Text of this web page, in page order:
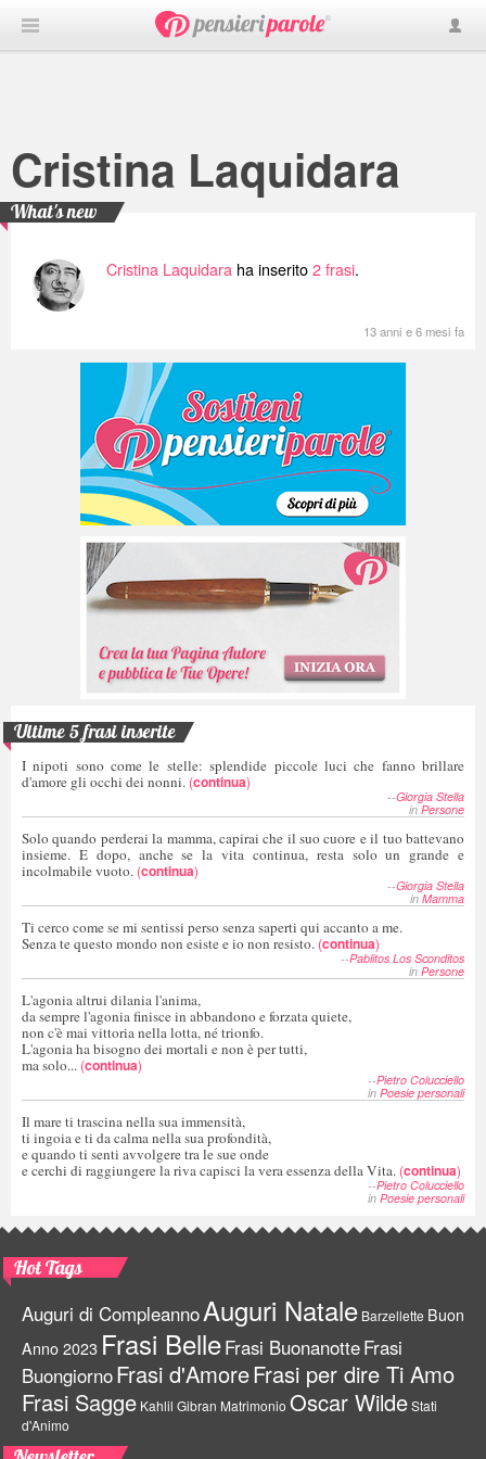
Cristina Laquidara
What's new
Cristina Laquidara ha inserito2 frasi.
13 anni e 6 mesi fa
Ultime 5 frasi inserite
I nipoti sono come le stelle: splendide piccole luci che fanno brillare
d'amore gli occhi dei nonni. (continua)
--Giorgia Stella
inPersone
Solo quando perderai la mamma, capirai che il suo cuore e il tuo battevano
insieme. E dopo, anche se la vita continua, resta solo un grande e
incolmabile vuoto. (continua)
--Giorgia Stella
inMamma
Ti cerco come se mi sentissi perso senza saperti qui accanto a me.
Senza te questo mondo non esiste e io non resisto. (continua)
--Pablitos Los Sconditos
in Persone
L'agonia altrui dilania l'anima,
da sempre l'agonia finisce in abbandono e forzata quiete,
non c'è mai vittoria nella lotta, né trionfo.
L'agonia ha bisogno dei mortali e non è per tutti,
ma solo... (continua)
--Pietro Colucciello
in Poesie personali
Il mare ti trascina nella sua immensità,
ti ingoia e ti da calma nella sua profondità,
e quando ti senti avvolgere tra le sue onde
e cerchi di raggiungere la riva capisci la vera essenza della Vita. (continua)
--Pietro Colucciello
in Poesie personali
Hot Tags
Auguri di CompleannoAuguri Natale Barzellette Buon
Anno 2023 Frasi BelleFrasi BuonanotteFrasi
BuongiornoFrasi d'AmoreFrasi per dire Ti Amo
Frasi Sagge Kahlil Gibran Matrimonio Oscar WildeStati
d'Animo